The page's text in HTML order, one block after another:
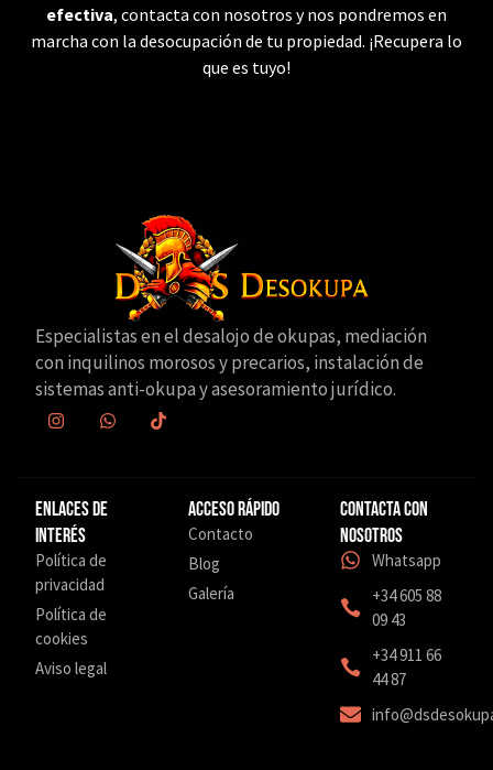
efectiva, contacta con nosotros y nos pondremos en
marcha con la desocupación de tu propiedad. ¡Recupera lo
que es tuyo!
Especialistas en el desalojo de okupas, mediación
con inquilinos morosos y precarios, instalación de
sistemas anti-okupa y asesoramiento jurídico.
Enlaces de
interés
Política de
privacidad
Política de
cookies
Aviso legal
Acceso Rápido
Contacto
Blog
Galería
Contacta con
nosotros
Whatsapp
+34 605 88
09 43
‎+34 911 66
44 87